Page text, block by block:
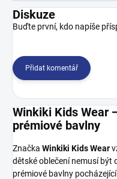
Diskuze
Buďte první, kdo napíše
Přidat komentář
Winkiki Kids Wear
prémiové bavlny
Značka Winkiki Kids Wear
dětské oblečení nemusí být
prémiové bavlny